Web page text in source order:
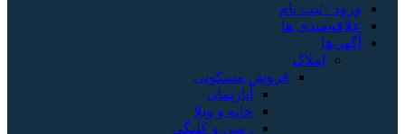
ورود / ثبت نام
علاقه‌مندی ها
آگهی‌ها
املاک
فروش مسکونی
آپارتمان
خانه و ویلا
زمین و کلنگی